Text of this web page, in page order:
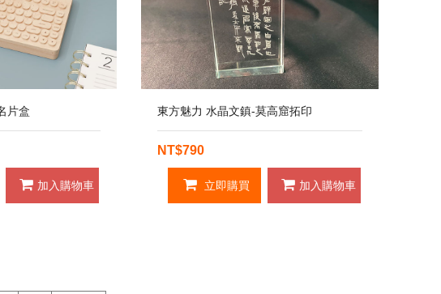
片盒
加入購物車
東方魅力 水晶文鎮-莫高窟拓印
NT$790
立即購買 加入購物車